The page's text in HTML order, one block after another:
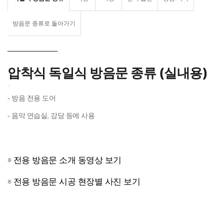
방음문 종류로 돌아가기
압착식 독일식 방음문 종류 (실내용)
-
- 방음 전용 도어
- 음악 연습실, 강당 등에 사용
전용 방음문 소개 동영상 보기
전용 방음문 시공 현장별 사진 보기